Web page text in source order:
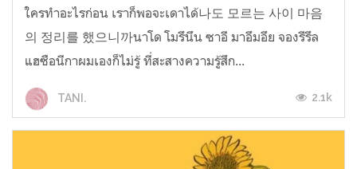
ใครทำอะไรก่อน เราก็พอจะเดาได้나도 모르는 사이 마음
의 정리를 했으니까นาโด โมรึนึน ซาอี มาอึมอึย จองรีรึล
แฮซือนีกาผมเองก็ไม่รู้ ที่สะสางความรู้สึก...
TANI. 2.1k